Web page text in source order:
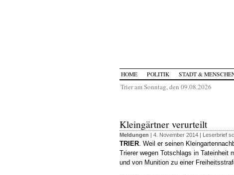
HOME POLITIK STADT &
Trier am Sonntag, den 09.08.2026
Kleingärtner verurteilt
Meldungen | 4. November 2014 | Leserbrief
TRIER. Weil er seinen
Trierer wegen Totschlags in Tateinheit
und von Munition zu einer